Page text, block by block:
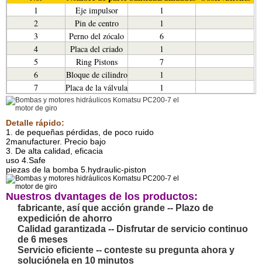
1 Eje impulsor
1
2
Pin de centro
1
3
Perno del zócalo
6
4
Placa del criado
1
5
Ring Pistons
7
6
Bloque de cilindro
1
7
Placa de la válvula 1
Detalle rápido:
1. de pequeñas pérdidas, de poco ruido
2manufacturer. Precio bajo
3. De alta calidad, eficacia
uso 4.Safe
piezas de la bomba 5.hydraulic-piston
Nuestros dvantages de los productos:
fabricante, así que acción grande -- Plazo de
expedición de ahorro
Calidad garantizada -- Disfrutar de servicio continuo
de 6 meses
Servicio eficiente -- conteste su pregunta ahora y
soluciónela en 10 minutos